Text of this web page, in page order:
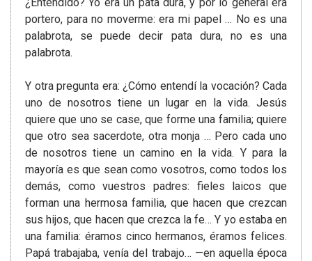
portero, para no moverme: era mi papel … No es una
palabrota, se puede decir pata dura, no es una
palabrota.
Y otra pregunta era: ¿Cómo entendí la vocación? Cada
uno de nosotros tiene un lugar en la vida. Jesús
quiere que uno se case, que forme una familia; quiere
que otro sea sacerdote, otra monja … Pero cada uno
de nosotros tiene un camino en la vida. Y para la
mayoría es que sean como vosotros, como todos los
demás, como vuestros padres: fieles laicos que
forman una hermosa familia, que hacen que crezcan
sus hijos, que hacen que crezca la fe… Y yo estaba en
una familia: éramos cinco hermanos, éramos felices.
Papá trabajaba, venía del trabajo… —en aquella época